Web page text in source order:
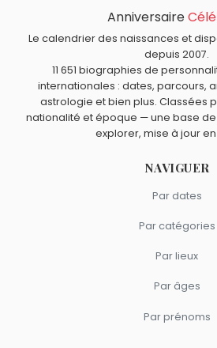
,Philippe Bruneau,
26 mars comme David Packard.
Quels personnalités d’affaires
Warren Buffett,
sont du signe Vierge.
Anniversaire
Le calendrier des naissances et
depuis 2007.
11 651 biographies de
internationales : dates, parcours,
astrologie et bien plus. Classées
nationalité et époque — une base
explorer, mise à jour
NAVIGUER
Par dates
Par catégories
Par lieux
Par âges
Par prénoms